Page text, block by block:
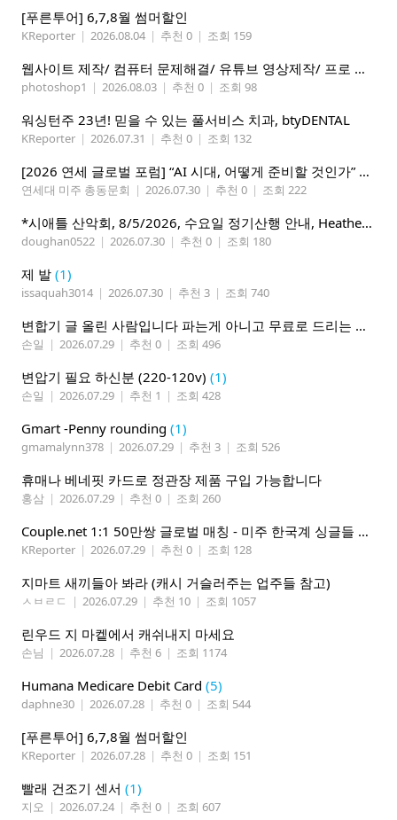
[푸른투어] 6,7,8월 썸머할인
KReporter | 2026.08.04 | 추천 0 | 조회 159
웹사이트 제작/ 컴퓨터 문제해결/ 유튜브 영상제작/ 프로 사진촬영
photoshop1 | 2026.08.03 | 추천 0 | 조회 98
워싱턴주 23년! 믿을 수 있는 풀서비스 치과, btyDENTAL
KReporter | 2026.07.31 | 추천 0 | 조회 132
[2026 연세 글로벌 포럼] “AI 시대, 어떻게 준비할 것인가” 8월 7-10일 벨뷰 개최
연세대 미주 총동문회 | 2026.07.30 | 추천 0 | 조회 222
*시애틀 산악회, 8/5/2026, 수요일 정기산행 안내, Heather Lake*
doughan0522 | 2026.07.30 | 추천 0 | 조회 180
제 발 (1)
issaquah3014 | 2026.07.30 | 추천 3 | 조회 740
변합기 글 올린 사람입니다 파는게 아니고 무료로 드리는 겁니다 필요하신분 연락처 남겨주시면 됩니다
손일 | 2026.07.29 | 추천 0 | 조회 496
변압기 필요 하신분 (220-120v) (1)
손일 | 2026.07.29 | 추천 1 | 조회 428
Gmart -Penny rounding (1)
gmamalynn378 | 2026.07.29 | 추천 3 | 조회 526
휴매나 베네핏 카드로 정관장 제품 구입 가능합니다
홍삼 | 2026.07.29 | 추천 0 | 조회 260
Couple.net 1:1 50만쌍 글로벌 매칭 - 미주 한국계 싱글들 모이세요
KReporter | 2026.07.29 | 추천 0 | 조회 128
지마트 새끼들아 봐라 (캐시 거슬러주는 업주들 참고)
ㅅㅂㄹㄷ | 2026.07.29 | 추천 10 | 조회 1057
린우드 지 마켙에서 캐쉬내지 마세요
손님 | 2026.07.28 | 추천 6 | 조회 1174
Humana Medicare Debit Card (5)
daphne30 | 2026.07.28 | 추천 0 | 조회 544
[푸른투어] 6,7,8월 썸머할인
KReporter | 2026.07.28 | 추천 0 | 조회 151
빨래 건조기 센서 (1)
지오 | 2026.07.24 | 추천 0 | 조회 607